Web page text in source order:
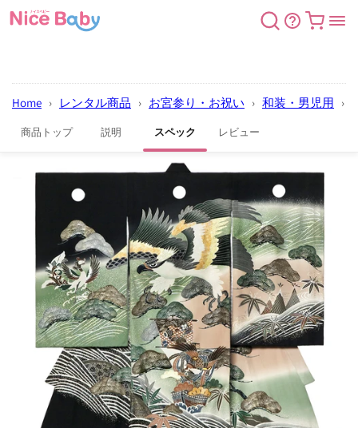
コンテン
ツに進む
カート
Home › レンタル商品 › お宮参り・お祝い › 和装・男児用 ›
商品トップ 説明 スペック レビュー
にスキッ